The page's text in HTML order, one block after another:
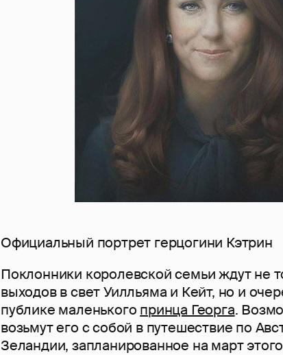
Официальный портрет герцогини Кэтрин
Поклонники королевской семьи ждут не
выходов в свет Уилльяма и Кейт, но и
публике маленького принца Георга.
возьмут его с собой в путешествие по
Зеландии, запланированное на март